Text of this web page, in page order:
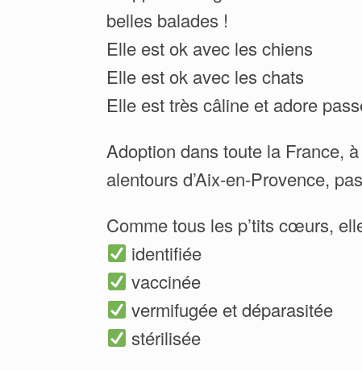
belles balades !
Elle est ok avec les chiens
Elle est ok avec les chats
Elle est très câline et adore
Adoption dans toute la France,
alentours d’Aix-en-Provence,
Comme tous les p’tits cœurs,
identifiée
vaccinée
vermifugée et déparasitée
stérilisée